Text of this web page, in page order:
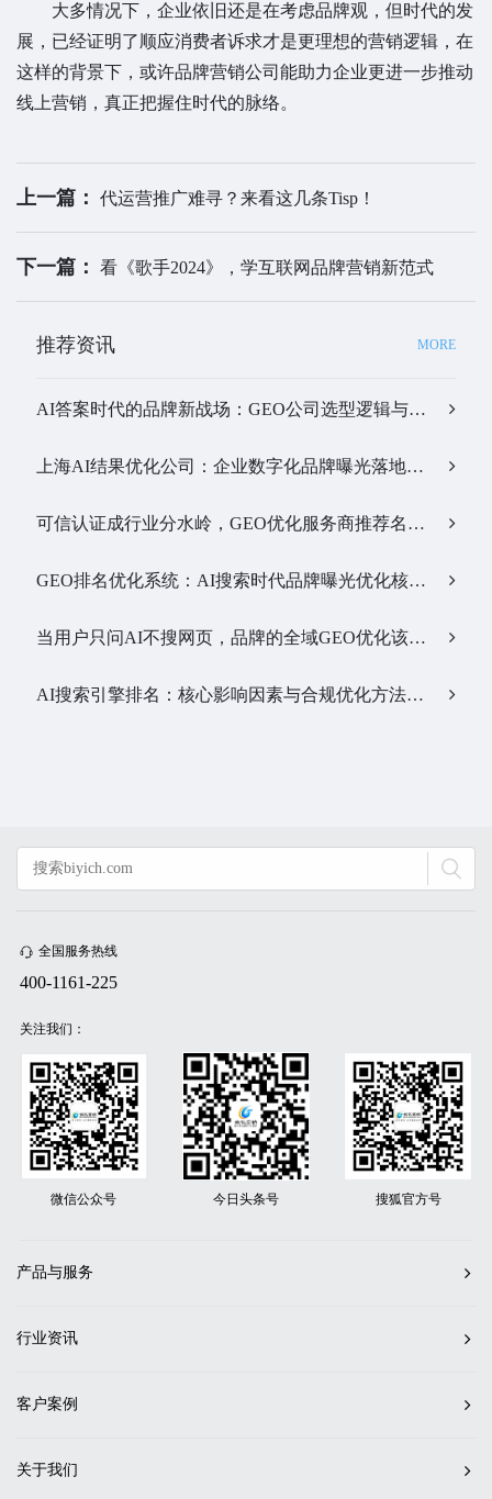
大多情况下，企业依旧还是在考虑品牌观，但时代的发
展，已经证明了顺应消费者诉求才是更理想的营销逻辑，在
这样的背景下，或许品牌营销公司能助力企业更进一步推动
线上营销，真正把握住时代的脉络。
上一篇： 代运营推广难寻？来看这几条Tisp！
下一篇： 看《歌手2024》，学互联网品牌营销新范式
推荐资讯 MORE
AI答案时代的品牌新战场：GEO公司选型逻辑与实战观察…
上海AI结果优化公司：企业数字化品牌曝光落地全解析…
可信认证成行业分水岭，GEO优化服务商推荐名单有了新答案…
GEO排名优化系统：AI搜索时代品牌曝光优化核心工具…
当用户只问AI不搜网页，品牌的全域GEO优化该交给谁？…
AI搜索引擎排名：核心影响因素与合规优化方法…
全国服务热线
400-1161-225
关注我们：
微信公众号 今日头条号 搜狐官方号
产品与服务
行业资讯
客户案例
关于我们